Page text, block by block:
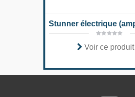
Voir ce produit